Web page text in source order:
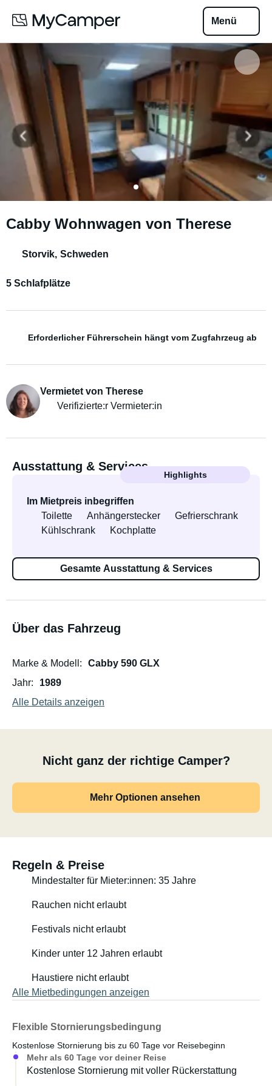
Menü
Cabby Wohnwagen von Therese
Storvik, Schweden
5 Schlafplätze
Erforderlicher Führerschein hängt vom Zugfahrzeug ab
Vermietet von Therese
Verifizierte:r Vermieter:in
Ausstattung & Services
Highlights
Im Mietpreis inbegriffen
Toilette
Anhängerstecker
Gefrierschrank
Kühlschrank
Kochplatte
Gesamte Ausstattung & Services
Über das Fahrzeug
Marke & Modell
Cabby 590 GLX
Jahr
1989
Alle Details anzeigen
Nicht ganz der richtige Camper?
Mehr Optionen ansehen
Regeln & Preise
Mindestalter für Mieter:innen: 35 Jahre
Rauchen nicht erlaubt
Festivals nicht erlaubt
Kinder unter 12 Jahren erlaubt
Haustiere nicht erlaubt
Alle Mietbedingungen anzeigen
Flexible Stornierungsbedingung
Kostenlose Stornierung bis zu 60 Tage vor Reisebeginn
Mehr als 60 Tage vor deiner Reise
Kostenlose Stornierung mit voller Rückerstattung